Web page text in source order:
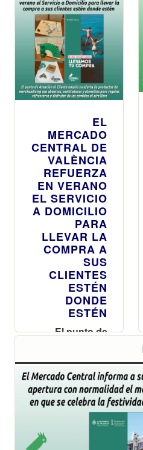
EL
MERCADO
CENTRAL DE
VALÈNCIA
REFUERZA
EN VERANO
EL SERVICIO
A DOMICILIO
PARA
LLEVAR LA
COMPRA A
SUS
CLIENTES
ESTÉN
DONDE
ESTÉN
El punto de
su oferta de
productos de
merchandising
con abanicos,
ventiladores y
utensilios para